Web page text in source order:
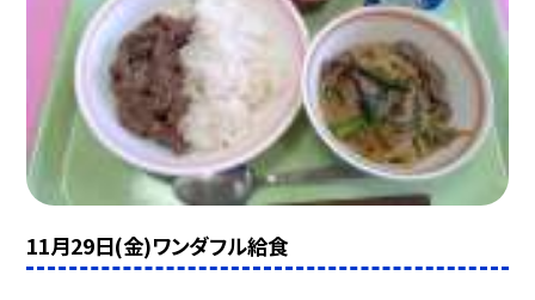
11月29日(金)ワンダフル給食